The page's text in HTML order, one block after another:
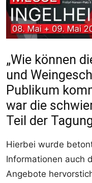
„Wie können
und
Publikum
war die
Teil der
Hierbei wurde
Informationen auch
Angebote